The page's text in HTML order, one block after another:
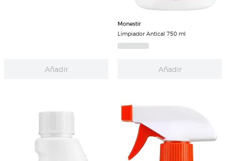
Añadir
Monestir
Limpiador Antical 750 ml
Añadir